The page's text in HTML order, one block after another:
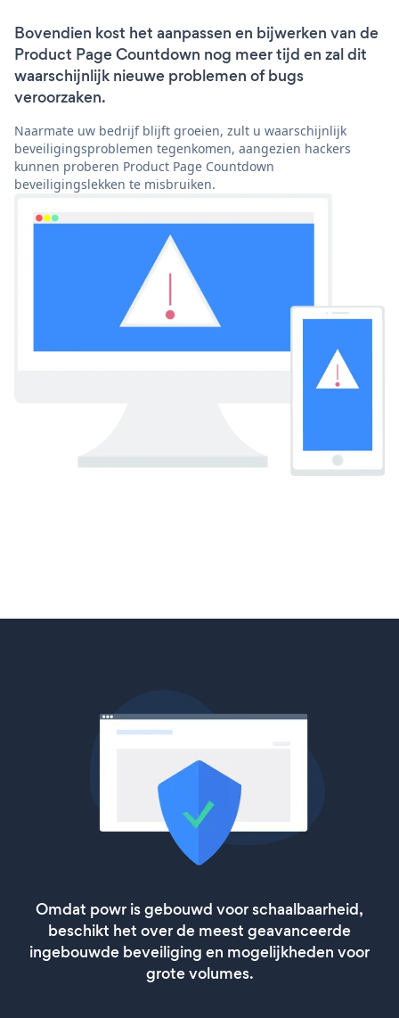
Bovendien kost het aanpassen en bijwerken van de
Product Page Countdown nog meer tijd en zal dit
waarschijnlijk nieuwe problemen of bugs
veroorzaken.
Naarmate uw bedrijf blijft groeien, zult u waarschijnlijk
beveiligingsproblemen tegenkomen, aangezien hackers
kunnen proberen Product Page Countdown
beveiligingslekken te misbruiken.
Omdat powr is gebouwd voor schaalbaarheid,
beschikt het over de meest geavanceerde
ingebouwde beveiliging en mogelijkheden voor
grote volumes.